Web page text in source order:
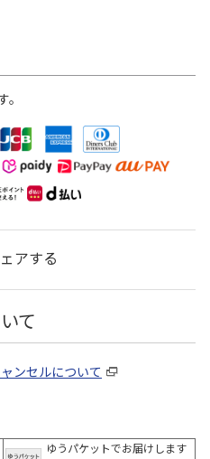
アする
て
ンセルについて
ゆうパケットでお届けします